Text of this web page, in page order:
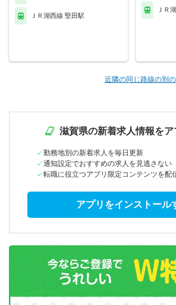
ＪＲ湖西線 堅田駅
ＪＲ
近隣の同じ路線の別
滋賀県の新着求人情報をア
勤務地別の新着求人を毎日更新
通知設定でおすすめの求人を見逃さない
転職に役立つアプリ限定コンテンツを配
アプリをインストール